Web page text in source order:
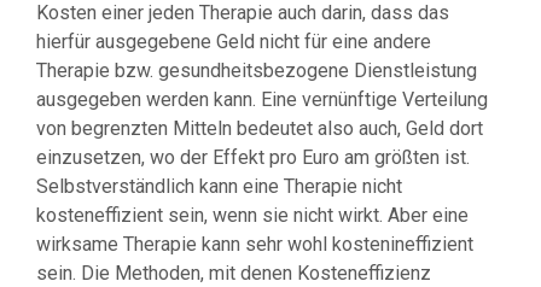
Kosten einer jeden Therapie auch darin, dass das
hierfür ausgegebene Geld nicht für eine andere
Therapie bzw. gesundheitsbezogene Dienstleistung
ausgegeben werden kann. Eine vernünftige Verteilung
von begrenzten Mitteln bedeutet also auch, Geld dort
einzusetzen, wo der Effekt pro Euro am größten ist.
Selbstverständlich kann eine Therapie nicht
kosteneffizient sein, wenn sie nicht wirkt. Aber eine
wirksame Therapie kann sehr wohl kostenineffizient
sein. Die Methoden, mit denen Kosteneffizienz